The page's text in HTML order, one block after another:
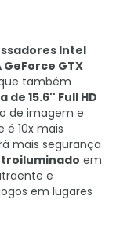
Intel
GeForce GTX
também
de 15.6'' Full HD
de imagem e
é 10x mais
mais segurança
em
e
em lugares